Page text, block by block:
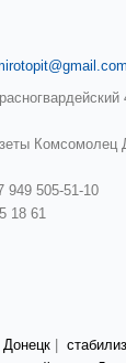
949 505-51-10
18 61
Донецк|